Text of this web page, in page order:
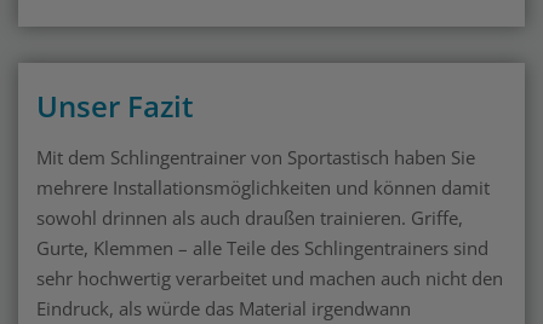
Unser Fazit
Mit dem Schlingentrainer von Sportastisch haben Sie
mehrere Installationsmöglichkeiten und können damit
sowohl drinnen als auch draußen trainieren. Griffe,
Gurte, Klemmen – alle Teile des Schlingentrainers sind
sehr hochwertig verarbeitet und machen auch nicht den
Eindruck, als würde das Material irgendwann